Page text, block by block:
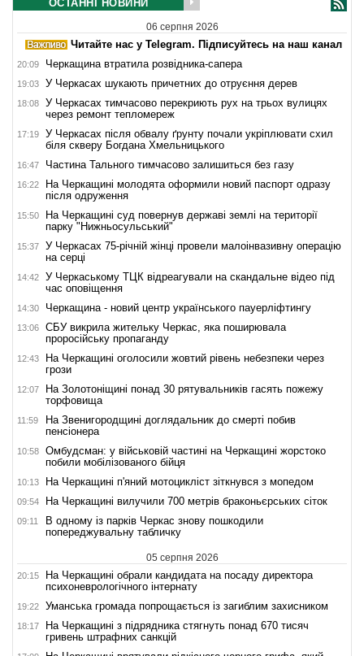
ОСТАННІ НОВИНИ
06 серпня 2026
Читайте нас у Telegram. Підписуйтесь на наш канал
20:09 Черкащина втратила розвідника-сапера
19:03 У Черкасах шукають причетних до отруєння дерев
18:08
У Черкасах тимчасово перекриють рух на трьох вулицях
через ремонт тепломереж
17:19
У Черкасах після обвалу ґрунту почали укріплювати схил
біля скверу Богдана Хмельницького
16:47 Частина Тального тимчасово залишиться без газу
16:22
На Черкащині молодята оформили новий паспорт одразу
після одруження
15:50
На Черкащині суд повернув державі землі на території
парку "Нижньосульський"
15:37
У Черкасах 75-річній жінці провели малоінвазивну операцію
на серці
14:42
У Черкаському ТЦК відреагували на скандальне відео під
час оповіщення
14:30 Черкащина - новий центр українського пауерліфтингу
13:06
СБУ викрила жительку Черкас, яка поширювала
проросійську пропаганду
12:43
На Черкащині оголосили жовтий рівень небезпеки через
грози
12:07
На Золотоніщині понад 30 рятувальників гасять пожежу
торфовища
11:59
На Звенигородщині доглядальник до смерті побив
пенсіонера
10:58
Омбудсман: у військовій частині на Черкащині жорстоко
побили мобілізованого бійця
10:13 На Черкащині п'яний мотоцикліст зіткнувся з мопедом
09:54 На Черкащині вилучили 700 метрів браконьєрських сіток
09:11
В одному із парків Черкас знову пошкодили
попереджувальну табличку
05 серпня 2026
20:15
На Черкащині обрали кандидата на посаду директора
психоневрологічного інтернату
19:22 Уманська громада попрощається із загиблим захисником
18:17
На Черкащині з підрядника стягнуть понад 670 тисяч
гривень штрафних санкцій